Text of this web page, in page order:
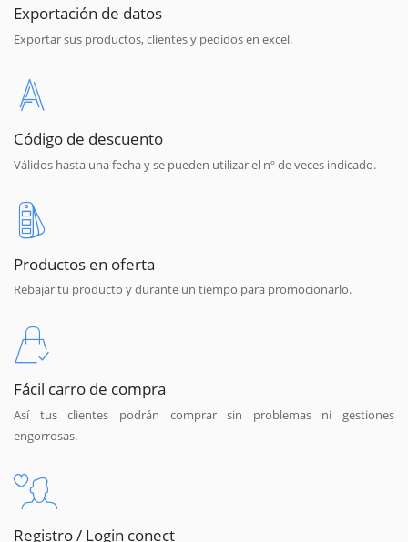
Exportación de datos
Exportar sus productos, clientes y pedidos en excel.
Código de descuento
Válidos hasta una fecha y se pueden utilizar el nº de veces indicado.
Productos en oferta
Rebajar tu producto y durante un tiempo para promocionarlo.
Fácil carro de compra
Así tus clientes podrán comprar sin problemas ni gestiones
engorrosas.
Registro / Login conect